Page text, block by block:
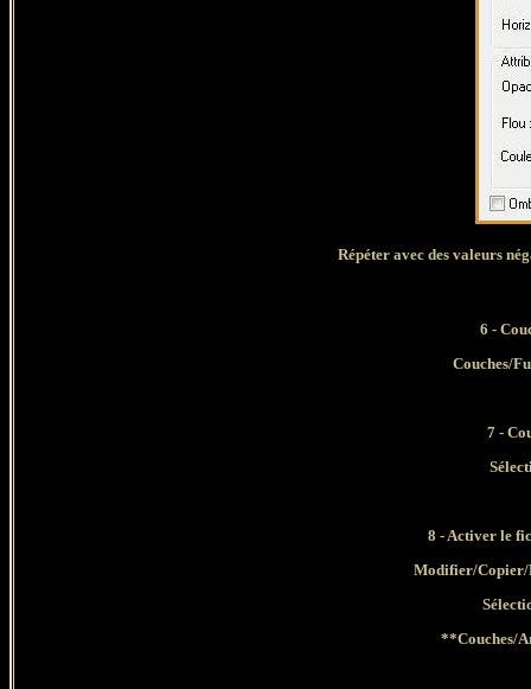
Répéter avec des valeurs
6 -
Couches/
7 -
8 - Activer le
Modifier/Copier/
**Couches/